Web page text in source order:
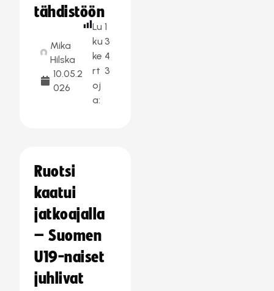
tähdistöön
Mika
Hilska
10.05.2
026
Lu
ku
ke
rt
oj
a:
1
3
4
3
Ruotsi
kaatui
jatkoajalla
– Suomen
U19-naiset
juhlivat